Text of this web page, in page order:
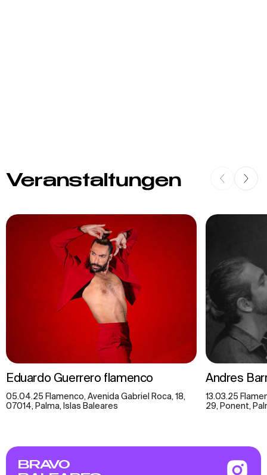
Veranstaltungen
Eduardo Guerrero flamenco
05.04.25 Flamenco, Avenida Gabriel Roca, 18,
07014, Palma, Islas Baleares
Andres
13.03.25
29, Ponent,
BRAVO